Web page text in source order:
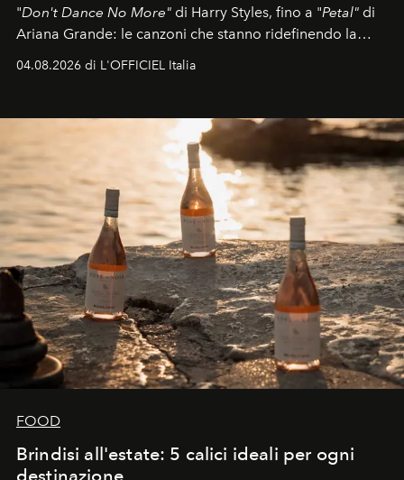
"Don't Dance No More" di Harry Styles, fino a "Petal" di
Ariana Grande: le canzoni che stanno ridefinendo la
04.08.2026 di L'OFFICIEL Italia
FOOD
Brindisi all'estate: 5 calici ideali per ogni
destinazione